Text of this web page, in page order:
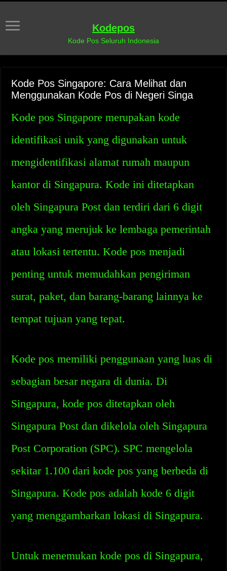
Kodepos
Kode Pos Seluruh Indonesia
Kode Pos Singapore: Cara Melihat dan
Menggunakan Kode Pos di Negeri Singa
Kode pos Singapore merupakan kode
identifikasi unik yang digunakan untuk
mengidentifikasi alamat rumah maupun
kantor di Singapura. Kode ini ditetapkan
oleh Singapura Post dan terdiri dari 6 digit
angka yang merujuk ke lembaga pemerintah
atau lokasi tertentu. Kode pos menjadi
penting untuk memudahkan pengiriman
surat, paket, dan barang-barang lainnya ke
tempat tujuan yang tepat.
Kode pos memiliki penggunaan yang luas di
sebagian besar negara di dunia. Di
Singapura, kode pos ditetapkan oleh
Singapura Post dan dikelola oleh Singapura
Post Corporation (SPC). SPC mengelola
sekitar 1.100 dari kode pos yang berbeda di
Singapura. Kode pos adalah kode 6 digit
yang menggambarkan lokasi di Singapura.
Untuk menemukan kode pos di Singapura,